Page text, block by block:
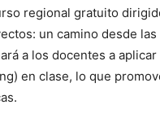
regional gratuito
un camino desde
a los docentes a aplicar
en clase, lo que